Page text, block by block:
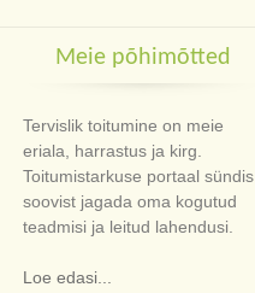
Meie põhimõtted
Tervislik toitumine on meie
eriala, harrastus ja kirg.
Toitumistarkuse portaal sündis
soovist jagada oma kogutud
teadmisi ja leitud lahendusi.
Loe edasi...